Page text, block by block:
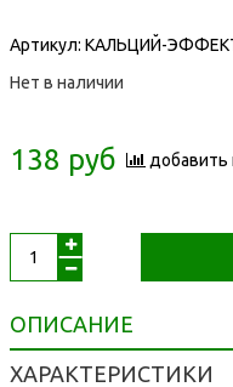
Артикул: КАЛЬЦИЙ-
Нет в наличии
138 руб добавить
ОПИСАНИЕ
ХАРАКТЕРИСТИКИ